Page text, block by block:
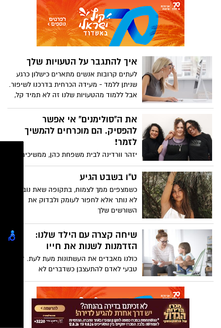
איך להתגבר על הטעויות שלך
לעתים קרובות אנשים מתארים כישלון כרגע
שניתן ללמד - מעידה הכרחית בדרכנו לשיפור.
אבל ללמוד מהטעויות שלנו זה לא תמיד קל,
עצבנות, מכריעים או פשוט מבלבלים. אז מה
מונע מאיתנו להפוך את הטעויות שלנו
לשליטה? חקור את המכשולים הגדולים ביותר
של למידה מכישלון, וכיצד לטפח חשיבה
צמיחה. בימוי לואיז סטוקלר, קריינות של
אלכסנדרה פנצר.
את ה"סולימנים" אי אפשר
להפסיק. הם מוכרחים להמשיך
לזמר!
יזהר וורדינה לבית משפחת כהן, ממשיכים את
מסורת השירה של הוריהם סולימאן הגדול (
שלמה) ושרה כהן. אליהם הצטרף הנכד קשת
בן זאב במופע "הסולימנים", שהתקיים ביום
שלישי השבוע במשכן לאומנויות הבמה בבאר
שבע
ט"ו בשבט הגיע
כשמצפים ממך לצמוח, בתקופה שאת נובלת,
לא נותר אלא לחפור לעומק ולבדוק את
השורשים שלך
שיחה קצרה עם הילד שלנו:
הזדמנות לשנות את חייו
כולנו מאבדים את העשתונות מעת לעת. זה
טבעי לאדם להתעצבן כשדברים לא
מסתדרים. עם זאת, כאשר מוקד הזעם שלך
הוא הילד שלך, ההשלכות יכולות להיות
הרסניות. הפסיכולוגית הקלינית והלוחשת
להורות ידועה בקי קנדי ​​מציעה עצות מעשיות
שיעזרו להורים לנהל את האשמה והבושה של